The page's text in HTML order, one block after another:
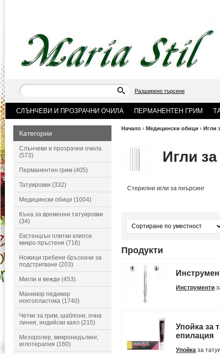
Разширено търсене
СЛЪНЧЕВИ И ПРОЗРАЧНИ ОЧИЛА ПЕРМАНЕНТЕН ГРИМ
Категории
Слънчеви и прозрачни очила
(573)
Перманентен грим (405)
Татуировки (332)
Медицински обици (1004)
Къна за временни татуировки
(34)
Екстеншън плитки клипси
микро пръстени (716)
Ножици гребени бръсначи за
подстригване (203)
Мигли и вежди (453)
Маникюр педикюр
ноктопластика (1740)
Четки за грим, шаблони, очна
линия, индийски каял (215)
Мезоролер, микронидълинг,
иглотерапия (160)
Начало › Медицински обици › Игли
Игли
Стерилни игли за пиърсинг
Продукти
Инструменти
Упойка за
епилация
Упойка за